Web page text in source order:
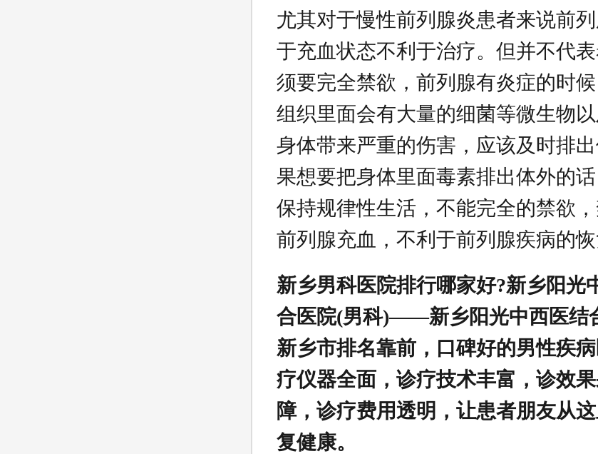
尤其对于慢性前列腺炎患者来说前
于充血状态不利于治疗。但并不代
须要完全禁欲，前列腺有炎症的时
组织里面会有大量的细菌等微生物
身体带来严重的伤害，应该及时排
果想要把身体里面毒素排出体外的
保持规律性生活，不能完全的禁欲
前列腺充血，不利于前列腺疾病的恢
新乡男科医院排行哪家好?新乡阳光
合医院(男科)——新乡阳光中西医结
新乡市排名靠前，口碑好的男性疾
疗仪器全面，诊疗技术丰富，诊效
障，诊疗费用透明，让患者朋友从
复健康。